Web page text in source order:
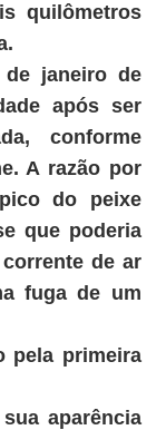
quilômetros
janeiro de
após ser
conforme
A razão por
do peixe
que poderia
de ar
fuga de um
aparência